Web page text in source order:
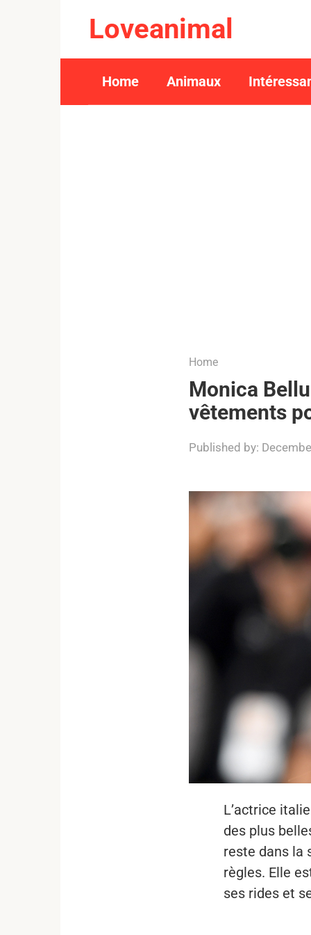
Loveanimal
Home Animaux
Home
Monica
vêtements
Published by:
L’actrice
des plus
reste dans la
règles. Elle
ses rides et